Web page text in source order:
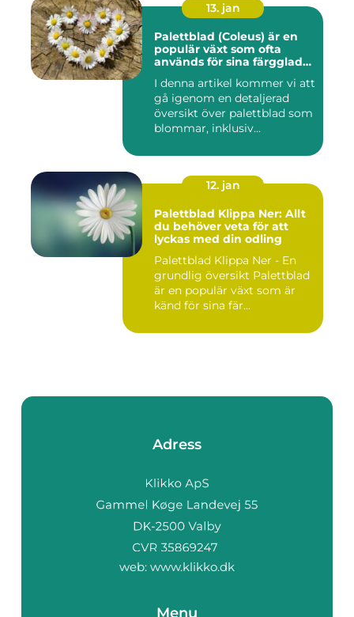
13. jan
Palettblad (Coleus) är en
populär växt som ofta
används för sina färgglada
känt att vissa sorter även
kan blomma
I denna artikel kommer vi att
gå igenom en detaljerad
översikt över palettblad som
blommar, inklusiv...
12. jan
Palettblad Klippa Ner: Allt
du behöver veta för att
lyckas med din odling
Palettblad Klippa Ner - En
grundlig översikt Palettblad
är en populär växt som är
känd för sina fär...
Adress
web: www.klikko.dk
Menu